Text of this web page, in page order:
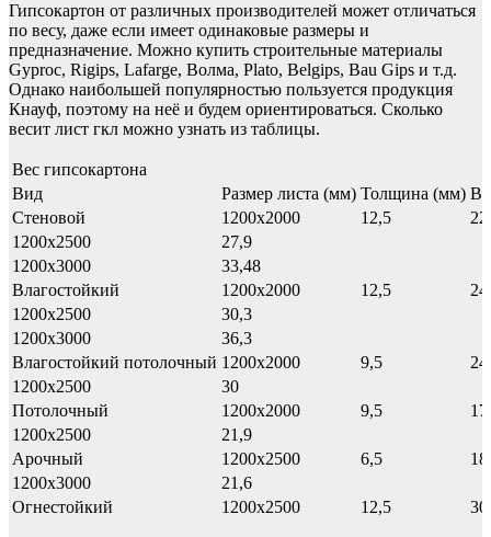
Гипсокартон от различных производителей может отличаться
по весу, даже если имеет одинаковые размеры и
предназначение. Можно купить строительные материалы
Gyproc, Rigips, Lafarge, Волма, Plato, Belgips, Bau Gips и т.д.
Однако наибольшей популярностью пользуется продукция
Кнауф, поэтому на неё и будем ориентироваться. Сколько
весит лист гкл можно узнать из таблицы.
Вес гипсокартона
Вид
Размер листа (мм) Толщина (мм)
Стеновой
1200х2000 12,5
1200х2500
27,9
1200х3000
33,48
Влагостойкий
1200х2000 12,5
1200х2500
30,3
1200х3000
36,3
Влагостойкий потолочный 1200х2000 9,5
24
1200х2500
30
Потолочный
1200х2000 9,5
1200х2500
21,9
Арочный
1200х2500 6,5
18
1200х3000
21,6
Огнестойкий
1200х2500 12,5